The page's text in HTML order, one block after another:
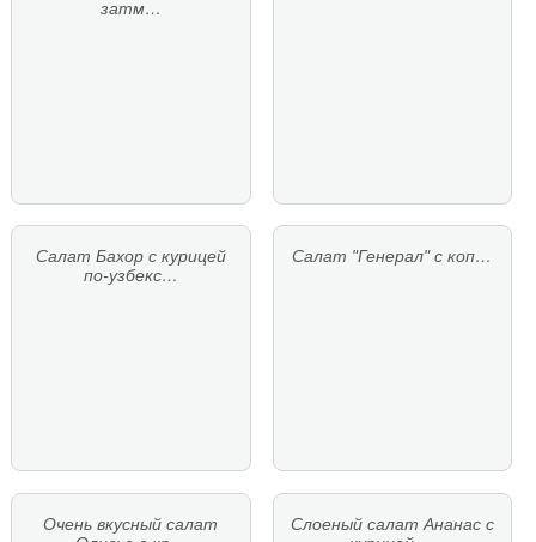
затм…
Салат Бахор с курицей
по-узбекс…
Салат "Генерал" с коп…
Очень вкусный салат
Слоеный салат Ананас с